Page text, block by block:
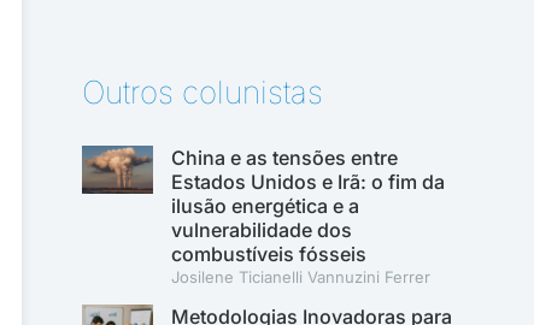
Outros colunistas
China e as tensões entre
Estados Unidos e Irã: o fim da
ilusão energética e a
vulnerabilidade dos
combustíveis fósseis
Josilene Ticianelli Vannuzini Ferrer
Metodologias Inovadoras para